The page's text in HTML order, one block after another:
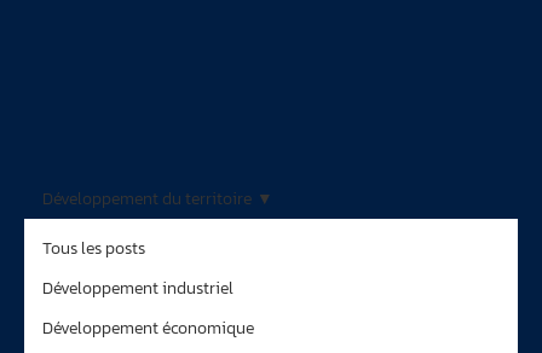
Tous les posts
Développement industriel
Développement économique
Développement du territoire